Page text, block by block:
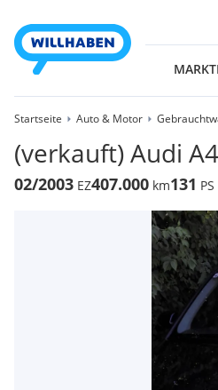
Startseite Auto & Motor
(verkauft) Audi
02/2003 EZ407.000 km131